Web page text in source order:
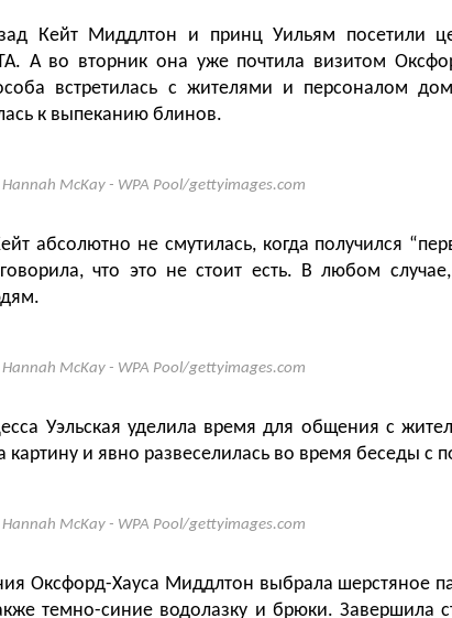
Кейт Миддлтон и принц Уильям посетили
А во вторник она уже почтила визитом
встретилась с жителями и персоналом
к выпеканию блинов.
Hannah McKay - WPA Pool/gettyimages.com
абсолютно не смутилась, когда получился
что это не стоит есть. В любом
Hannah McKay - WPA Pool/gettyimages.com
Уэльская уделила время для общения с
картину и явно развеселилась во время беседы
Hannah McKay - WPA Pool/gettyimages.com
Оксфорд-Хауса Миддлтон выбрала шерстяное
темно-синие водолазку и брюки. Завершила